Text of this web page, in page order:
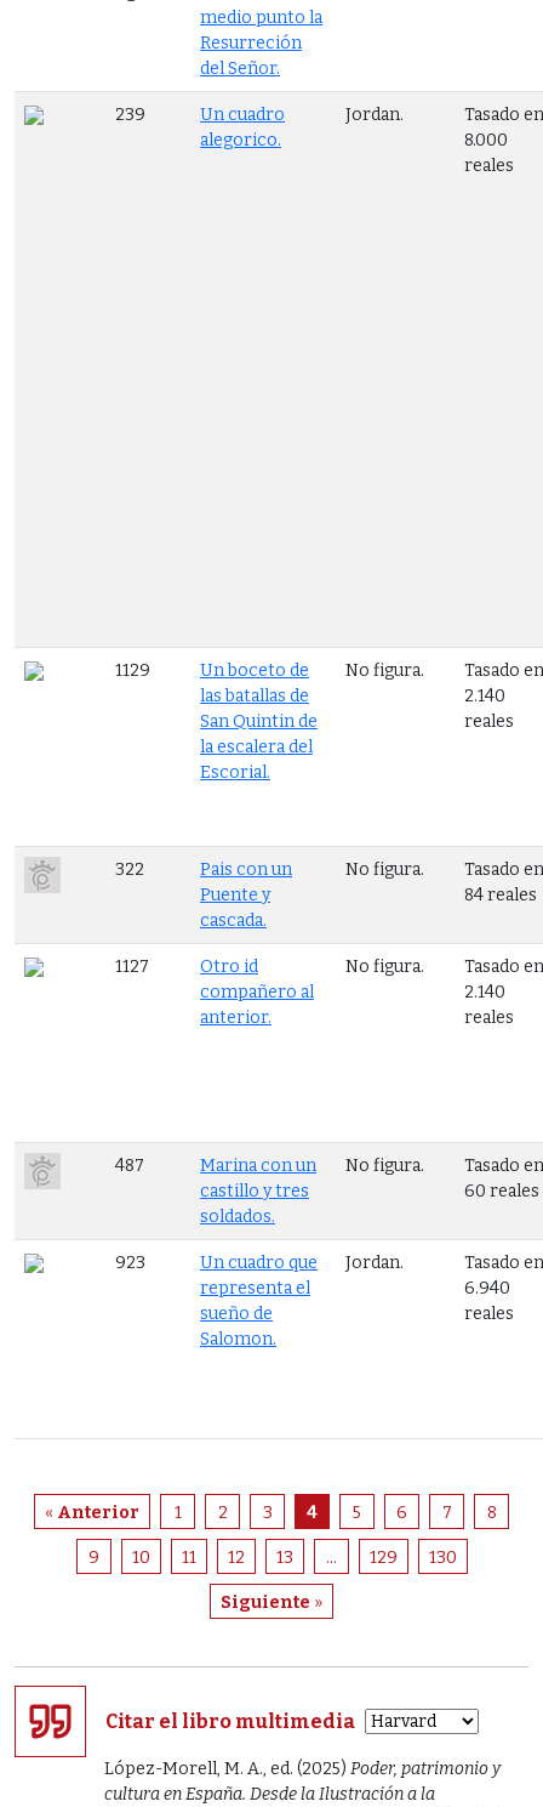
medio punto la
Resurreción
del Señor.
239
Un cuadro
alegorico.
Jordan.
Tasado en
8.000
reales
1129
Un boceto de
las batallas de
San Quintin de
la escalera del
Escorial.
No figura.
Tasado en
2.140
reales
322
Pais con un
Puente y
cascada.
No figura.
Tasado en
84 reales
1127
Otro id
compañero al
anterior.
No figura.
Tasado en
2.140
reales
487
Marina con un
castillo y tres
soldados.
No figura.
Tasado en
60 reales
923
Un cuadro que
representa el
sueño de
Salomon.
Jordan.
Tasado en
6.940
reales
« Anterior 1 2 3 4 5 6 7 8
9 10 11 12 13 ... 129 130
Siguiente »
Citar el libro multimedia
López-Morell, M. A., ed. (2025) Poder, patrimonio y
cultura en España. Desde la Ilustración a la